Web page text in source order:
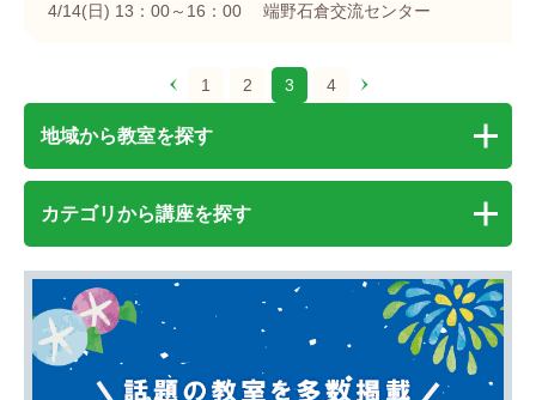
4/14(日) 13：00～16：00 端野石倉交流センター
1 2 3 4
地域から教室を探す
カテゴリから講座を探す